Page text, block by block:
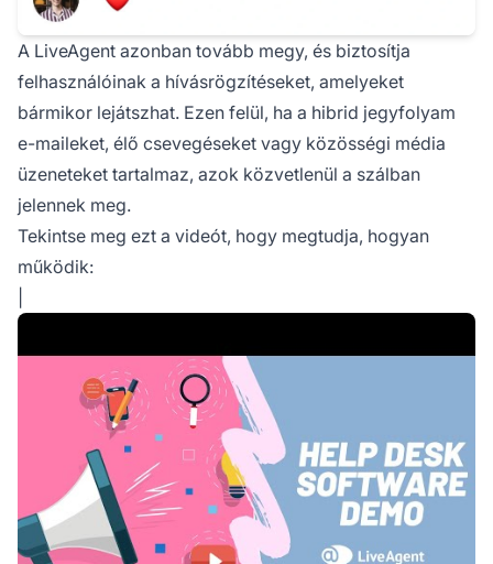
A LiveAgent azonban tovább megy, és biztosítja
felhasználóinak a hívásrögzítéseket, amelyeket
bármikor lejátszhat. Ezen felül, ha a hibrid jegyfolyam
e-maileket, élő csevegéseket vagy közösségi média
üzeneteket tartalmaz, azok közvetlenül a szálban
jelennek meg.
Tekintse meg ezt a videót, hogy megtudja, hogyan
működik: